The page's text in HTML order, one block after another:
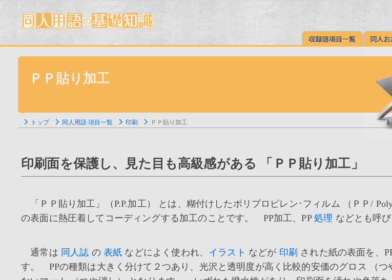
ＰＰ貼り加工
トップ 同人用語 項目一覧 印刷 ＰＰ貼り加工
印刷面を保護し、見た目も高級感がある 「ＰＰ貼り加工」
「ＰＰ貼り加工」（P.P.加工） とは、糊付けしたポリプロピレン･フィルム （ＰＰ/
の表面に熱圧着してコーディングする加工のことです。 PP加工、PP 処理 などとも呼び
通常は 同人誌 の 表紙 などによく使われ、 イラスト などが 印刷 された紙の表面を、
す。 PPの種類は大きく分けて２つあり、光沢と透明度が高く比較的安価のグロス （つ